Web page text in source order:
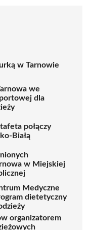
w Tarnowie
we
dla
połączy
Białą
w Miejskiej
Medyczne
dietetyczny
organizatorem